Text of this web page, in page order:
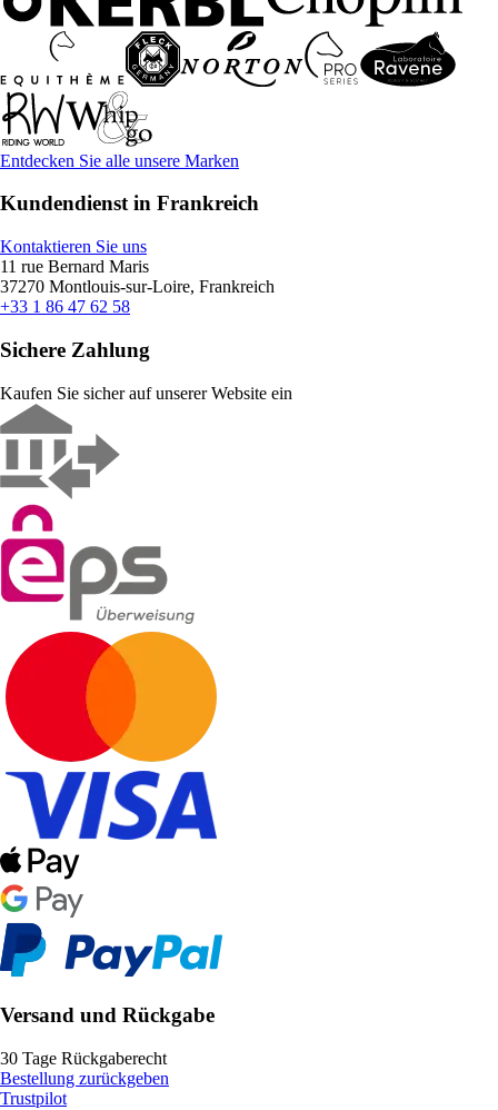
Entdecken Sie alle unsere Marken
Kundendienst in Frankreich
Kontaktieren Sie uns
11 rue Bernard Maris
37270 Montlouis-sur-Loire, Frankreich
+33 1 86 47 62 58
Sichere Zahlung
Kaufen Sie sicher auf unserer Website ein
Versand und Rückgabe
30 Tage Rückgaberecht
Bestellung zurückgeben
Trustpilot